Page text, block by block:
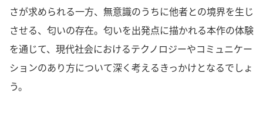
さが求められる一方、無意識のうちに他者との境界を生じ
させる、匂いの存在。匂いを出発点に描かれる本作の体験
を通じて、現代社会におけるテクノロジーやコミュニケー
ションのあり方について深く考えるきっかけとなるでしょ
う。